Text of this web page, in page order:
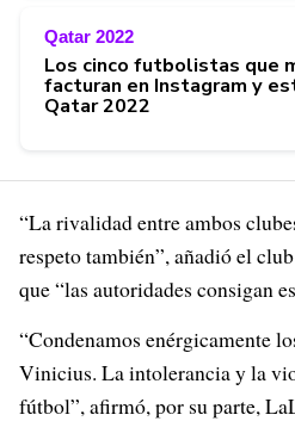
Qatar 2022
Los cinco futbolistas que
facturan en Instagram y
Qatar 2022
“La rivalidad entre ambos
respeto también”, añadió el
que “las autoridades consigan
“Condenamos enérgicamente
Vinicius. La intolerancia y la
fútbol”, afirmó, por su parte,